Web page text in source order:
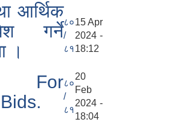
आर्थिक
गर्ने
।
८०
/
८१
15 Apr
2024 -
18:12
For८०
/
८१
20
Feb
2024 -
18:04